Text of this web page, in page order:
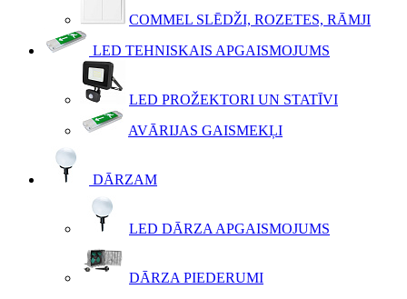
COMMEL SLĒDŽI, ROZETES, RĀMJI
LED TEHNISKAIS APGAISMOJUMS
LED PROŽEKTORI UN STATĪVI
AVĀRIJAS GAISMEKĻI
DĀRZAM
LED DĀRZA APGAISMOJUMS
DĀRZA PIEDERUMI